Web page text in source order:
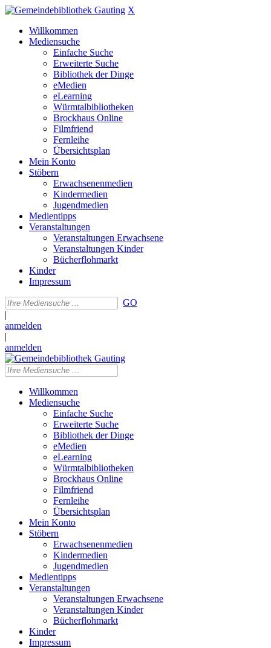
X
Willkommen
Mediensuche
Einfache Suche
Erweiterte Suche
Bibliothek der Dinge
eMedien
eLearning
Würmtalbibliotheken
Brockhaus Online
Filmfriend
Fernleihe
Übersichtsplan
Mein Konto
Stöbern
Erwachsenenmedien
Kindermedien
Jugendmedien
Medientipps
Veranstaltungen
Veranstaltungen Erwachsene
Veranstaltungen Kinder
Bücherflohmarkt
Kinder
Impressum
GO
|
anmelden
|
anmelden
Willkommen
Mediensuche
Einfache Suche
Erweiterte Suche
Bibliothek der Dinge
eMedien
eLearning
Würmtalbibliotheken
Brockhaus Online
Filmfriend
Fernleihe
Übersichtsplan
Mein Konto
Stöbern
Erwachsenenmedien
Kindermedien
Jugendmedien
Medientipps
Veranstaltungen
Veranstaltungen Erwachsene
Veranstaltungen Kinder
Bücherflohmarkt
Kinder
Impressum